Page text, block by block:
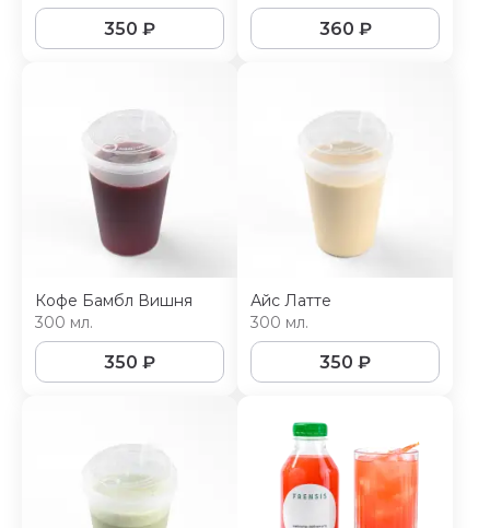
350 ₽ 360 ₽
Кофе Бамбл Вишня
300 мл.
350 ₽
Айс Латте
300 мл.
350 ₽